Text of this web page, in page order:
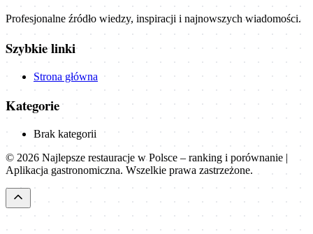
Profesjonalne źródło wiedzy, inspiracji i najnowszych wiadomości.
Szybkie linki
Strona główna
Kategorie
Brak kategorii
© 2026 Najlepsze restauracje w Polsce – ranking i porównanie |
Aplikacja gastronomiczna. Wszelkie prawa zastrzeżone.